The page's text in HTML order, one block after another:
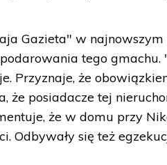
Gazieta" w
tego
Przyznaje, że
że posiadacze tej
że w domu przy
Odbywały się też